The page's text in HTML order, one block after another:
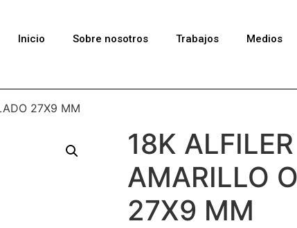
Inicio Sobre nosotros Trabajos Medios
27X9 MM
18K
AMARILLO
27X9 MM